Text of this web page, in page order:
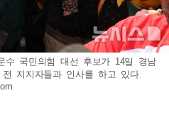
수 국민의힘 대선 후보가 14일 경남
지지자들과 인사를 하고 있다.